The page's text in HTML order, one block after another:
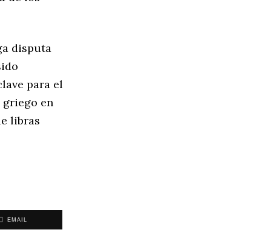
disputa
para el
griego en
libras
EMAIL